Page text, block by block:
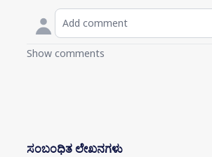
Show comments
ಸಂಬಂಧಿತ ಲೇಖನಗಳು